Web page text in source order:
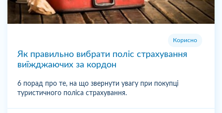
Корисно
Як правильно вибрати поліс страхування
виїжджаючих за кордон
6 порад про те, на що звернути увагу при покупці
туристичного поліса страхування.